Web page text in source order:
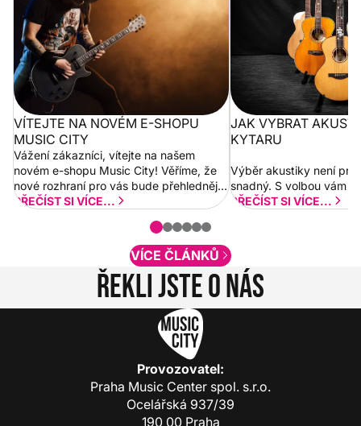
VÍTEJTE NA NOVÉM E-SHOPU
MUSIC CITY
Vážení zákazníci, vítejte na našem
novém e-shopu Music City! Věříme, že
nové rozhraní pro vás bude přehlednější
a rychlejší. Postupně budeme přidávat
PŘEČÍST SI VÍCE...
JAK VYBRAT
KYTARU
Výběr akustiky není pro
snadný. S volbou vám
PŘEČÍST SI VÍCE...
VÍCE ČLÁNKŮ
Řekli jste o nás
Provozovatel:
Praha Music Center spol. s.r.o.
Ocelářská 937/39
190 00 Praha